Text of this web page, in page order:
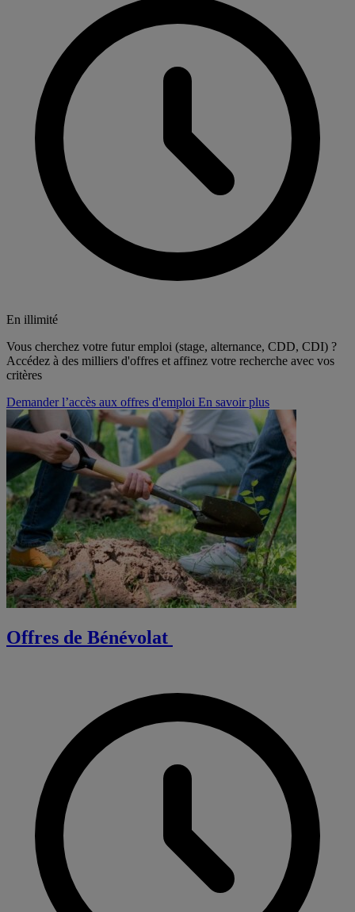
En illimité
Vous cherchez votre futur emploi (stage, alternance, CDD, CDI) ?
Accédez à des milliers d'offres et affinez votre recherche avec vos
critères
Demander l’accès aux offres d'emploi En savoir plus
Offres de Bénévolat